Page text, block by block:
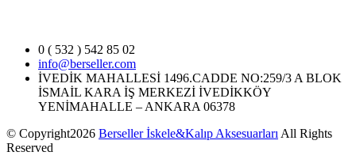
0 ( 532 ) 542 85 02
info@berseller.com
İVEDİK MAHALLESİ 1496.CADDE NO:259/3 A BLOK
İSMAİL KARA İŞ MERKEZİ İVEDİKKÖY
YENİMAHALLE – ANKARA 06378
© Copyright2026 Berseller İskele&Kalıp Aksesuarları All Rights
Reserved